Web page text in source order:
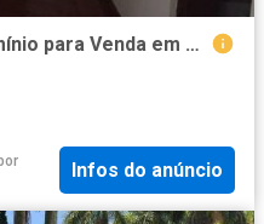
Casa / Sobrado em Condomínio para Venda em Barueri/SP Alphaville 4 Quartos
Infos do anúncio